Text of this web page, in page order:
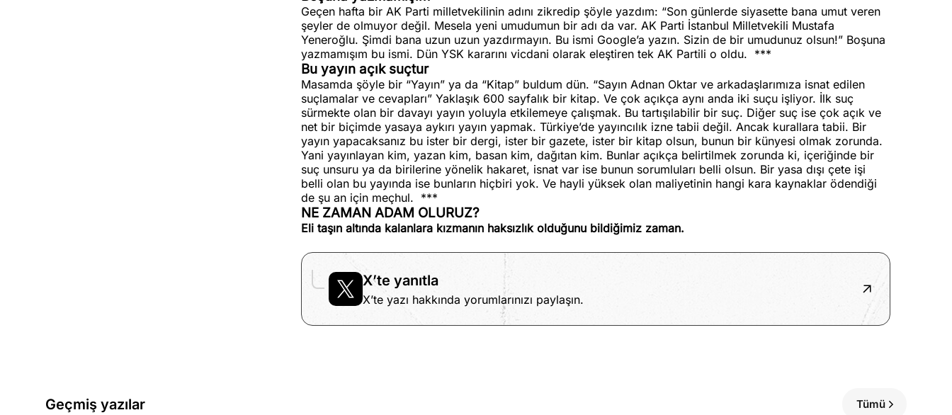
Geçen hafta bir AK Parti milletvekilinin adını zikredip şöyle yazdım: “Son günlerde siyasette bana umut veren
şeyler de olmuyor değil. Mesela yeni umudumun bir adı da var. AK Parti İstanbul Milletvekili Mustafa
Yeneroğlu. Şimdi bana uzun uzun yazdırmayın. Bu ismi Google’a yazın. Sizin de bir umudunuz olsun!” Boşuna
yazmamışım bu ismi. Dün YSK kararını vicdani olarak eleştiren tek AK Partili o oldu. ***
Bu yayın açık suçtur
Masamda şöyle bir “Yayın” ya da “Kitap” buldum dün. “Sayın Adnan Oktar ve arkadaşlarımıza isnat edilen
suçlamalar ve cevapları” Yaklaşık 600 sayfalık bir kitap. Ve çok açıkça aynı anda iki suçu işliyor. İlk suç
sürmekte olan bir davayı yayın yoluyla etkilemeye çalışmak. Bu tartışılabilir bir suç. Diğer suç ise çok açık ve
net bir biçimde yasaya aykırı yayın yapmak. Türkiye’de yayıncılık izne tabii değil. Ancak kurallara tabii. Bir
yayın yapacaksanız bu ister bir dergi, ister bir gazete, ister bir kitap olsun, bunun bir künyesi olmak zorunda.
Yani yayınlayan kim, yazan kim, basan kim, dağıtan kim. Bunlar açıkça belirtilmek zorunda ki, içeriğinde bir
suç unsuru ya da birilerine yönelik hakaret, isnat var ise bunun sorumluları belli olsun. Bir yasa dışı çete işi
belli olan bu yayında ise bunların hiçbiri yok. Ve hayli yüksek olan maliyetinin hangi kara kaynaklar ödendiği
de şu an için meçhul. ***
NE ZAMAN ADAM OLURUZ?
Eli taşın altında kalanlara kızmanın haksızlık olduğunu bildiğimiz zaman.
X’te yanıtla
X’te yazı hakkında yorumlarınızı paylaşın.
Geçmiş yazılar Tümü